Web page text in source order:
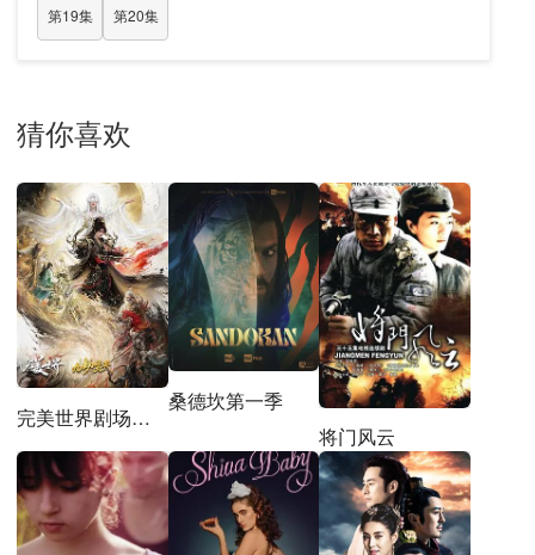
第19集 第20集
猜你喜欢
完美世界剧场版九劫焚天
桑德坎第一季
将门风云